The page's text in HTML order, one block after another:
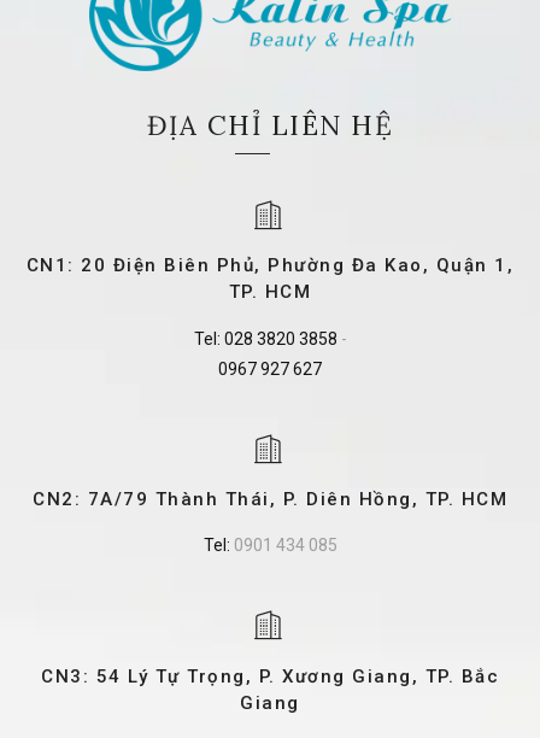
ĐỊA CHỈ LIÊN HỆ
CN1: 20 Điện Biên Phủ, Phường Đa Kao, Quận 1,
TP. HCM
Tel: 028 3820 3858 -
0967 927 627
CN2: 7A/79 Thành Thái, P. Diên Hồng, TP. HCM
Tel: 0901 434 085
CN3: 54 Lý Tự Trọng, P. Xương Giang, TP. Bắc
Giang